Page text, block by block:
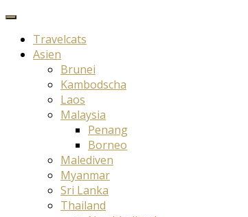
Travelcats
Asien
Brunei
Kambodscha
Laos
Malaysia
Penang
Borneo
Malediven
Myanmar
Sri Lanka
Thailand